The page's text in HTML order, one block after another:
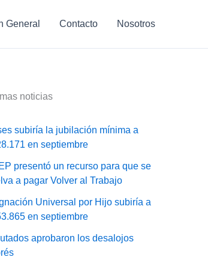
General Contacto Nosotros
noticias
subiría la jubilación mínima a
en septiembre
presentó un recurso para que se
a pagar Volver al Trabajo
Universal por Hijo subiría a
en septiembre
aprobaron los desalojos